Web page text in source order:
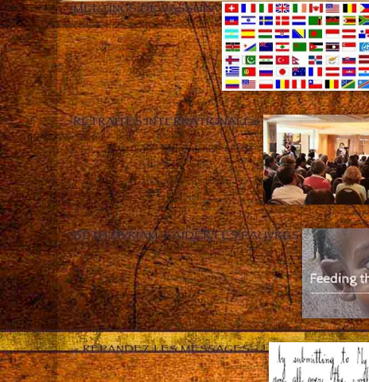
MEETINGS DE VASSULA
RETRAITES INTERNATIONALES
BETH MYRIAM – AIDER LES PAUVRES
« RÉPANDEZ LES MESSAGES » !